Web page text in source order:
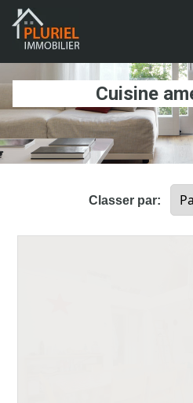
Cuisine
Classer par:
Cookies management panel